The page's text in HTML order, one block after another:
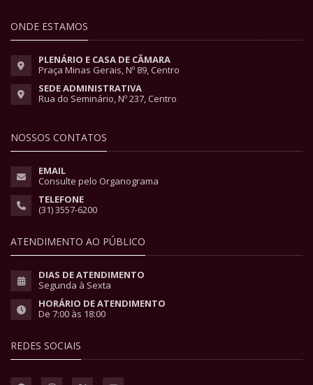
ONDE ESTAMOS
PLENÁRIO E CASA DE CÂMARA
Praça Minas Gerais, Nº 89, Centro
SEDE ADMINISTRATIVA
Rua do Seminário, Nº 237, Centro
NOSSOS CONTATOS
EMAIL
Consulte pelo Organograma
TELEFONE
(31) 3557-6200
ATENDIMENTO AO PÚBLICO
DIAS DE ATENDIMENTO
Segunda à Sexta
HORÁRIO DE ATENDIMENTO
De 7:00 às 18:00
REDES SOCIAIS